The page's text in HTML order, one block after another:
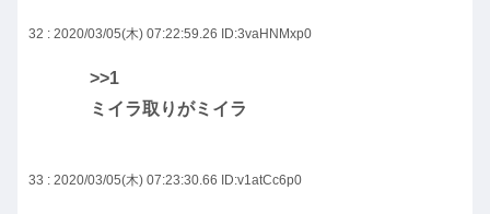
32 : 2020/03/05(木) 07:22:59.26 ID:3vaHNMxp0
>>1
ミイラ取りがミイラ
33 : 2020/03/05(木) 07:23:30.66 ID:v1atCc6p0